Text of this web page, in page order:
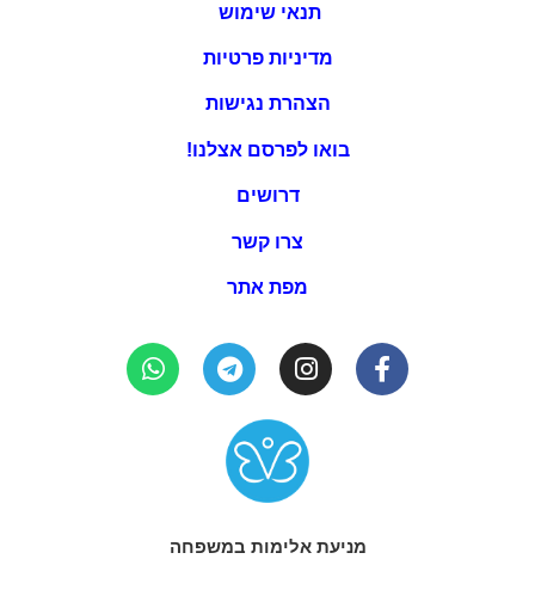
תנאי שימוש
מדיניות פרטיות
הצהרת נגישות
בואו לפרסם אצלנו!
דרושים
צרו קשר
מפת אתר
מניעת אלימות במשפחה